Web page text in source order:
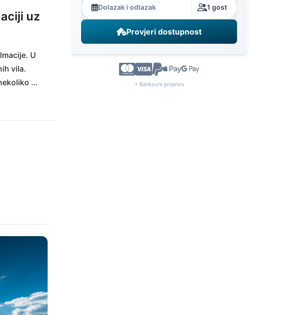
uz
U
vila.
djecu!
Dolazak i odlazak 1 gost
Provjeri dostupnost
+ Bankovni prijenos